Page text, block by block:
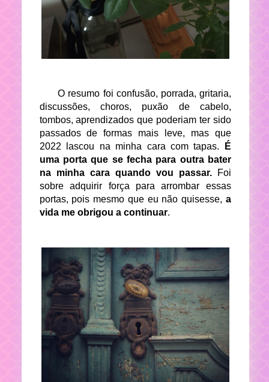
O resumo foi confusão, porrada, gritaria,
discussões, choros, puxão de cabelo,
tombos, aprendizados que poderiam ter sido
passados de formas mais leve, mas que
2022 lascou na minha cara com tapas.
É
uma porta que se fecha para outra bater
na minha cara quando vou passar.Foi
sobre adquirir força para arrombar essas
portas, pois mesmo que eu não quisesse, a
vida me obrigou a continuar.